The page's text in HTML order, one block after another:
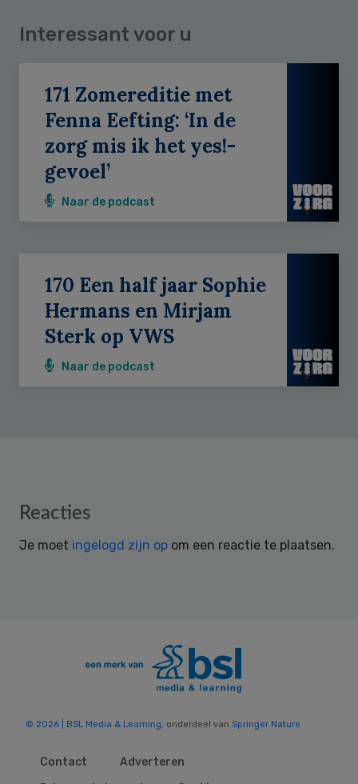
Interessant voor u
171 Zomereditie met
Fenna Eefting: ‘In de
zorg mis ik het yes!-
gevoel’
Naar de podcast
170 Een half jaar Sophie
Hermans en Mirjam
Sterk op VWS
Naar de podcast
Reader
Reacties
Je moet ingelogd zijn op om een reactie te plaatsen.
© 2026 | BSL Media & Learning, onderdeel van Springer Nature
Contact
Adverteren